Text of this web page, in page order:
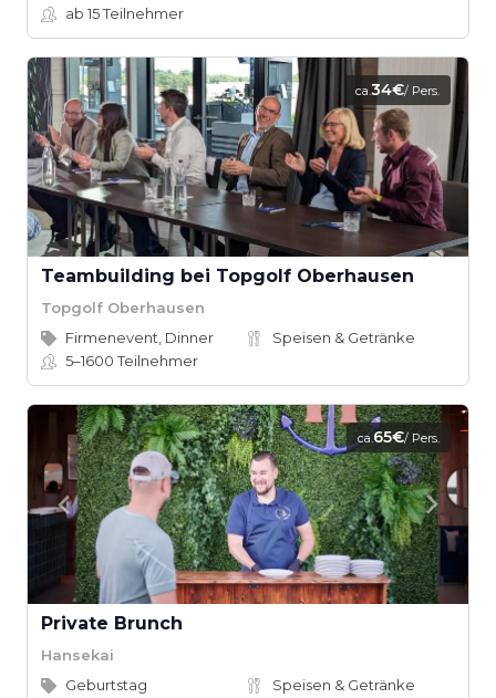
ab 15Teilnehmer
ca.34€/ Pers.
Teambuilding bei Topgolf Oberhausen
Topgolf Oberhausen
Firmenevent, Dinner
Speisen & Getränke
5–1600Teilnehmer
ca.65€/ Pers.
Private Brunch
Hansekai
Geburtstag
Speisen & Getränke